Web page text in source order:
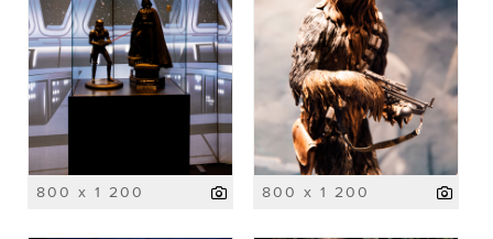
800 x 1 200 800 x 1 200